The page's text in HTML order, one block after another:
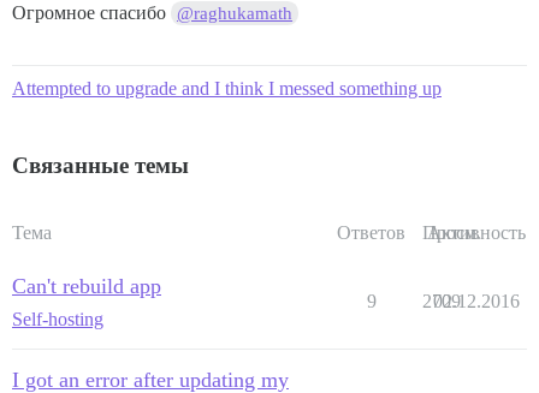
Огромное спасибо @raghukamath
Attempted to upgrade and I think I messed something up
Связанные темы
Тема Ответов Просм.
Активность
Can't rebuild app
Self-hosting
9 2709
02.12.2016
I got an error after updating my